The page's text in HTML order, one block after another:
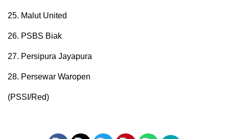
25. Malut United
26. PSBS Biak
27. Persipura Jayapura
28. Persewar Waropen
(PSSI/Red)